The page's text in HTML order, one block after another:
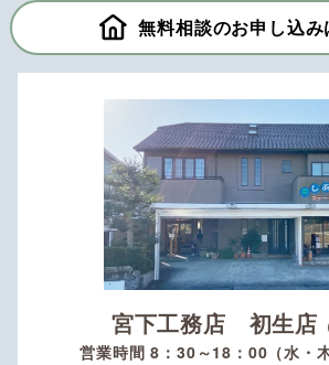
無料相談のお申し込み
宮下工務店 初生店
営業時間 8：30～18：00（水・